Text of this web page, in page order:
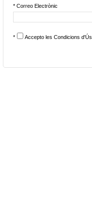
* Correo Electrònic
* Accepto les Condicions d'Ús